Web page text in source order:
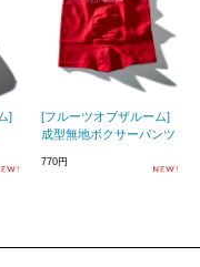
]
[フルーツオブザルーム]
成型無地ボクサーパンツ
770円